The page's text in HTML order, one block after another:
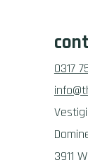
0317
3911